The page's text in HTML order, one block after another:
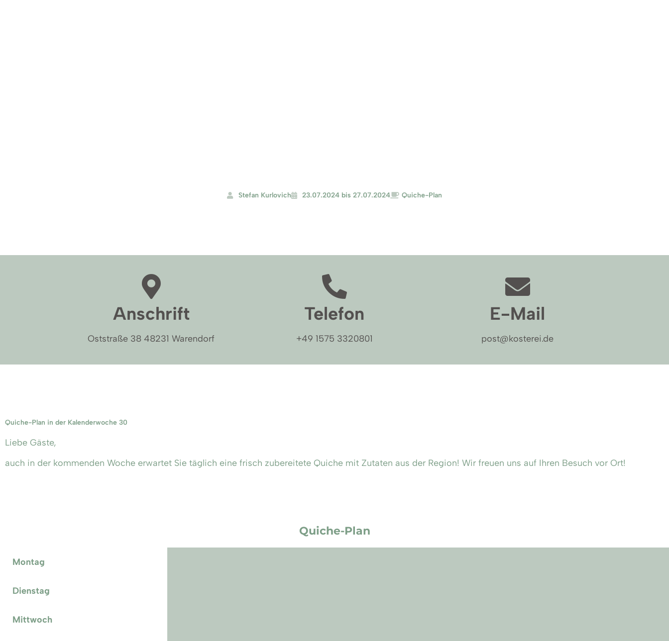
Stefan Kurlovich 23.07.2024 bis 27.07.2024 Quiche-Plan
Anschrift
Oststraße 38 48231 Warendorf
Telefon
+49 1575 3320801
E-Mail
post@kosterei.de
Quiche-Plan in der Kalenderwoche 30
Liebe Gäste,
auch in der kommenden Woche erwartet Sie täglich eine frisch zubereitete Quiche mit Zutaten aus der Region! Wir freuen uns auf Ihren Besuch vor Ort!
Quiche-Plan
Montag
Dienstag
Mittwoch